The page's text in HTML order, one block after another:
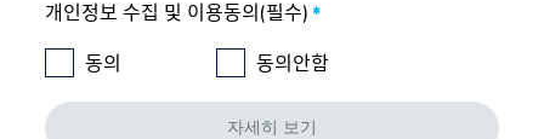
개인정보 수집 및 이용동의(필수) *
동의
동의안함
자세히 보기